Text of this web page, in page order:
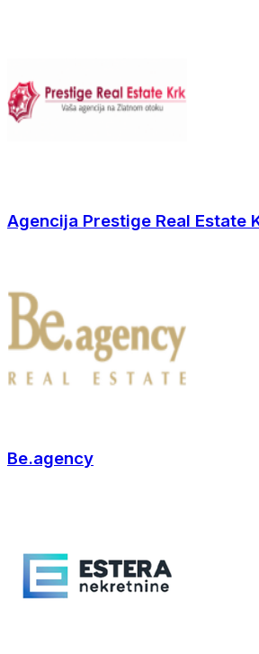
Agencija Prestige Real Estate
Be.agency